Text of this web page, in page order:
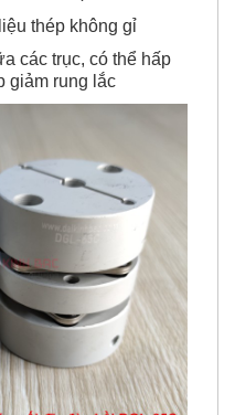
mềm đệm cao su
thép không gỉ
các trục, có thể hấp
giảm rung lắc